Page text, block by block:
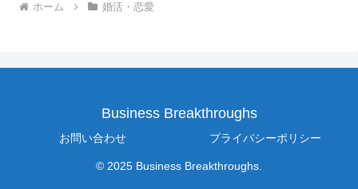
ホーム 婚活・恋愛
Business Breakthroughs
お問い合わせ プライバシーポリシー
© 2025 Business Breakthroughs.